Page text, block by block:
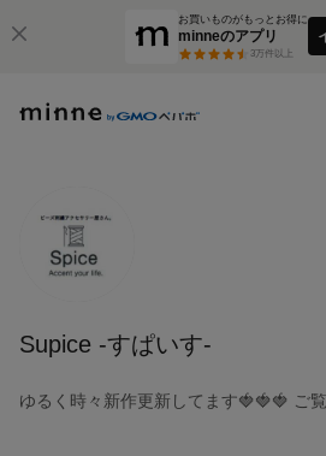
お買いものがもっとお得に
minneのアプリ
3万件以上
Supice -すぱいす-
ゆるく時々新作更新してます🍓🍓🍓 ご